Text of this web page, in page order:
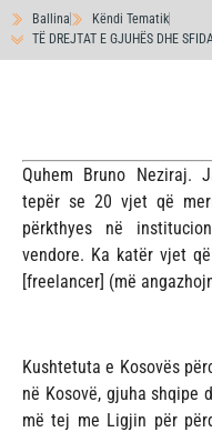
Ballina
Këndi Tematik
TË DREJTAT E GJUHËS DHE
Quhem Bruno Neziraj.
tepër se 20 vjet që
përkthyes në
vendore. Ka katër vjet
[freelancer] (më
Kushtetuta e Kosovës
në Kosovë, gjuha shqipe
më tej me Ligjin për